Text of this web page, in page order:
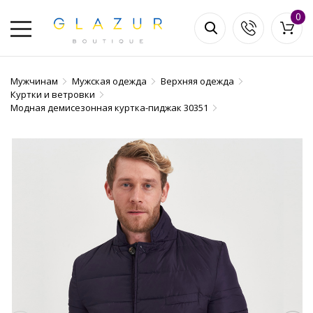
0
Мужчинам Мужская одежда
Верхняя одежда
Куртки и ветровки
Модная демисезонная куртка-пиджак 30351